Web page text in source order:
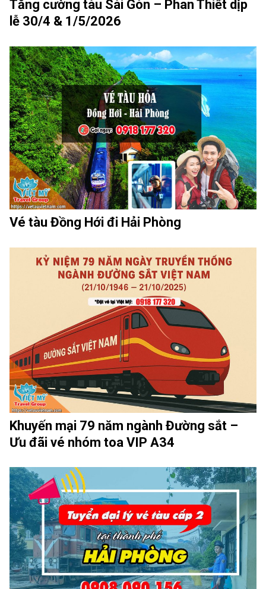
Tăng cường tàu Sài Gòn – Phan Thiết dịp
lễ 30/4 & 1/5/2026
Vé tàu Đồng Hới đi Hải Phòng
Khuyến mại 79 năm ngành Đường sắt –
Ưu đãi vé nhóm toa VIP A34